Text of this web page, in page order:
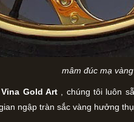
mâm đúc mạ vàng
Vina Gold Art , chúng tôi luôn
ngập tràn sắc vàng hưởng